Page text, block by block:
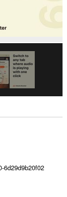
6d29d9b20f02